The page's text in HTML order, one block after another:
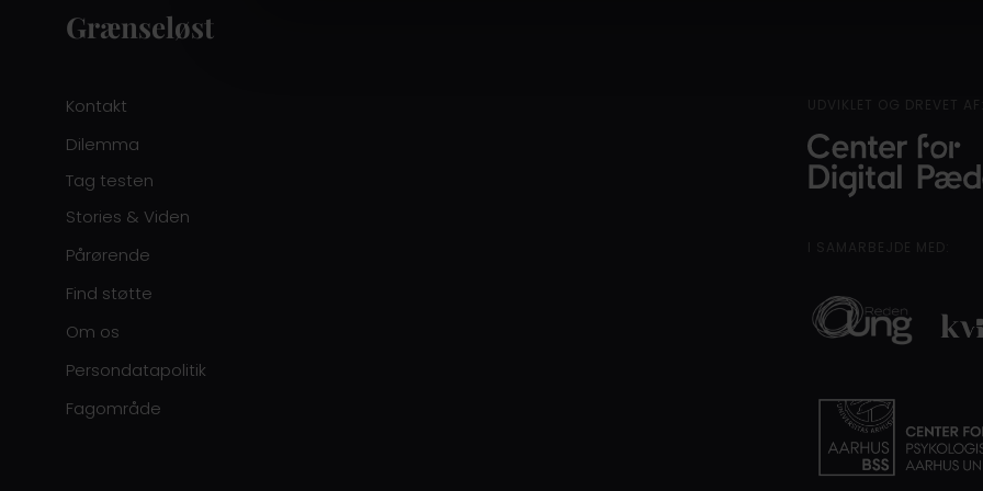
Grænseløst
Kontakt
Dilemma
Tag testen
Stories & Viden
Pårørende
Find støtte
Om os
Persondatapolitik
Fagområde
UDVIKLET OG DREVET
I SAMARBEJDE MED: